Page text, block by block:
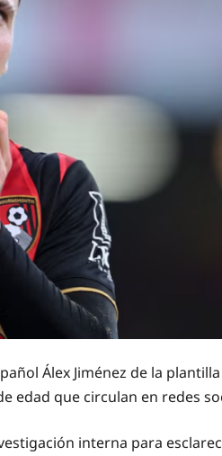
Álex Jiménez de la
edad que circulan en redes
interna para